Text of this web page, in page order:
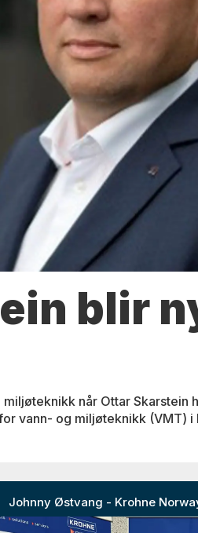
blir
når Ottar Skarstein
vann- og miljøteknikk (VMT) i
Johnny Østvang - Krohne